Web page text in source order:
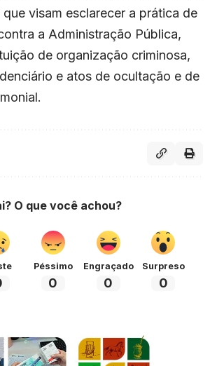
visam esclarecer a prática de
a Administração Pública,
de organização criminosa,
e atos de ocultação e de
O que você achou?
Péssimo
0
Engraçado
0
Surpreso
0